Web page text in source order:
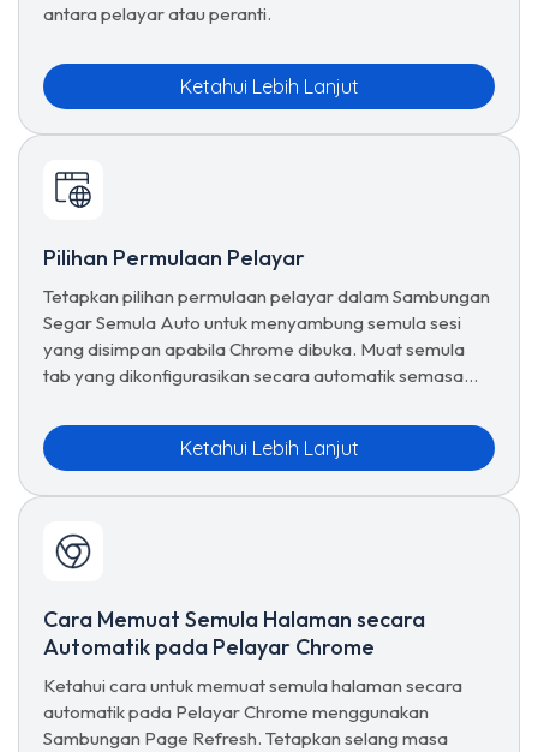
antara pelayar atau peranti.
Ketahui Lebih Lanjut
Pilihan Permulaan Pelayar
Tetapkan pilihan permulaan pelayar dalam Sambungan
Segar Semula Auto untuk menyambung semula sesi
yang disimpan apabila Chrome dibuka. Muat semula
tab yang dikonfigurasikan secara automatik semasa
Ketahui Lebih Lanjut
Cara Memuat Semula Halaman secara
Automatik pada Pelayar Chrome
Ketahui cara untuk memuat semula halaman secara
automatik pada Pelayar Chrome menggunakan
Sambungan Page Refresh. Tetapkan selang masa